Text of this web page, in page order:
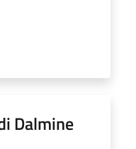
Dalmine